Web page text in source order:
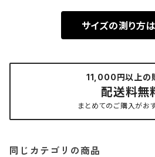
サイズの測り方
11,000円以上の
配送料無
まとめてのご購入がお
同じカテゴリの商品